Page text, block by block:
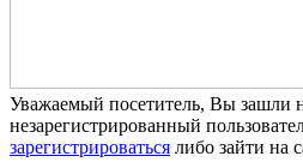
Уважаемый посетитель, Вы зашли
незарегистрированный
зарегистрироваться либо зайти на